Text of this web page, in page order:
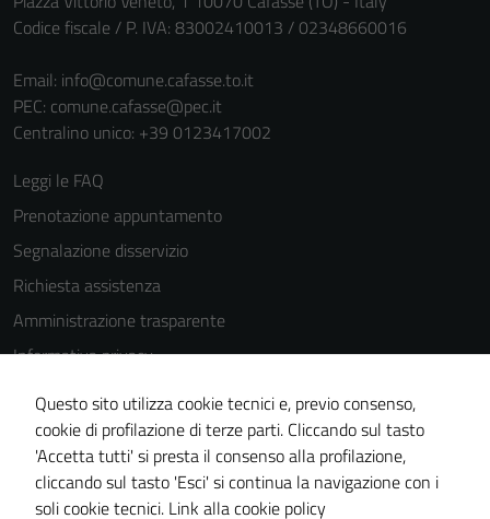
Codice fiscale / P. IVA: 83002410013 / 02348660016
Email: info@comune.cafasse.to.it
PEC: comune.cafasse@pec.it
Centralino unico: +39 0123417002
Leggi le FAQ
Prenotazione appuntamento
Segnalazione disservizio
Richiesta assistenza
Amministrazione trasparente
Informativa privacy
Cookie Policy
Note legali
Dichiarazione di accessibilità
Piano di miglioramento del sito
Questo sito utilizza cookie tecnici e, previo consenso,
cookie di profilazione di terze parti. Cliccando sul tasto
'Accetta tutti' si presta il consenso alla profilazione,
cliccando sul tasto 'Esci' si continua la navigazione con i
soli cookie tecnici. Link alla cookie policy